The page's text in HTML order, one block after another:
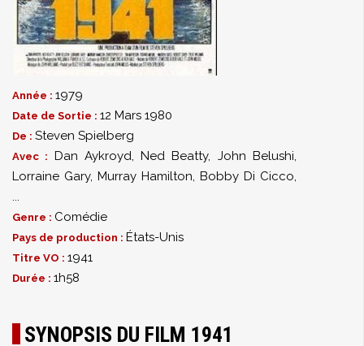
Année : 1979
Date de Sortie : 12 Mars 1980
De : Steven Spielberg
Avec : Dan Aykroyd,Ned Beatty, John Belushi,
Lorraine Gary, Murray Hamilton, Bobby Di Cicco,
...
Genre : Comédie
Pays de production : États-Unis
Titre VO : 1941
Durée : 1h58
SYNOPSIS DU FILM 1941